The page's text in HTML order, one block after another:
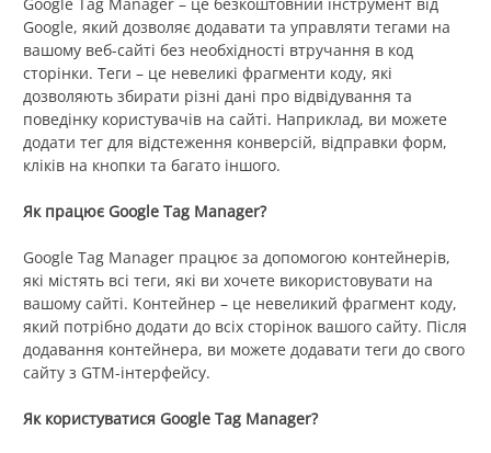
Google Tag Manager – це безкоштовний інструмент від
Google, який дозволяє додавати та управляти тегами на
вашому веб-сайті без необхідності втручання в код
сторінки. Теги – це невеликі фрагменти коду, які
дозволяють збирати різні дані про відвідування та
поведінку користувачів на сайті. Наприклад, ви можете
додати тег для відстеження конверсій, відправки форм,
кліків на кнопки та багато іншого.
Як працює Google Tag Manager?
Google Tag Manager працює за допомогою контейнерів,
які містять всі теги, які ви хочете використовувати на
вашому сайті. Контейнер – це невеликий фрагмент коду,
який потрібно додати до всіх сторінок вашого сайту. Після
додавання контейнера, ви можете додавати теги до свого
сайту з GTM-інтерфейсу.
Як користуватися Google Tag Manager?